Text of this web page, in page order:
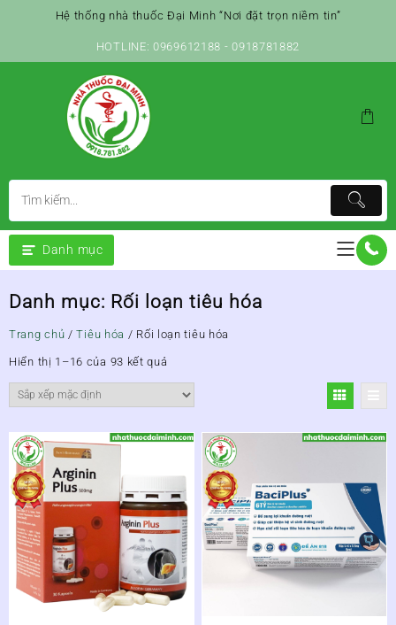
Hệ thống nhà thuốc Đại Minh “Nơi đặt trọn niềm tin”
HOTLINE: 0969612188 - 0918781882
Danh mục
Danh mục: Rối loạn tiêu hóa
Trang chủ /Tiêu hóa / Rối loạn tiêu hóa
Hiển thị 1–16 của 93 kết quả